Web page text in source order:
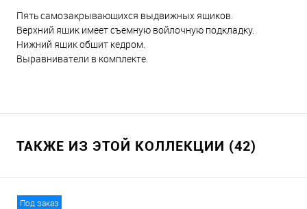
Пять самозакрывающихся выдвижных ящиков.
Верхний ящик имеет съемную войлочную подкладку.
Нижний ящик обшит кедром.
Выравниватели в комплекте.
ТАКЖЕ ИЗ ЭТОЙ КОЛЛЕКЦИИ (42)
Под заказ